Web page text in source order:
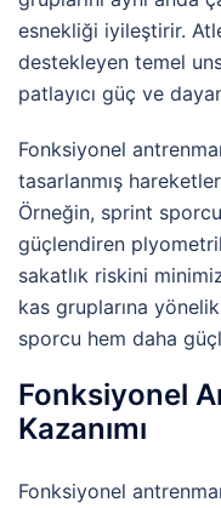
esnekliği iyileştirir.
destekleyen temel
patlayıcı güç ve
Fonksiyonel
tasarlanmış
Örneğin, sprint
güçlendiren
sakatlık riskini
kas gruplarına
sporcu hem daha
Fonksiyonel
Kazanımı
Fonksiyonel